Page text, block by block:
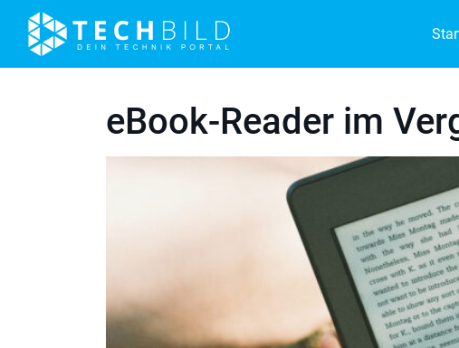
eBook-Reader im